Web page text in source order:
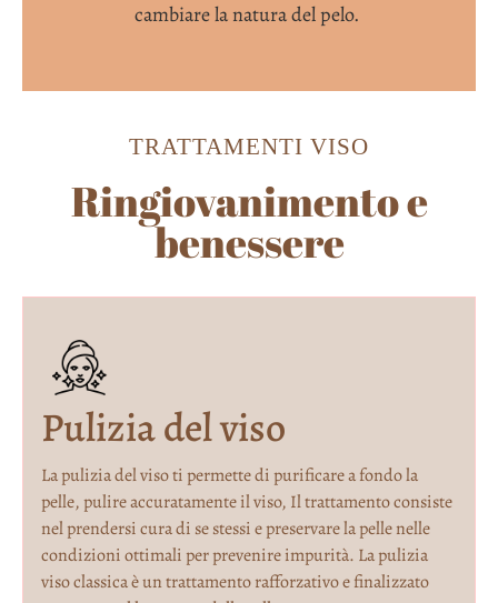
cambiare la natura del pelo.
TRATTAMENTI VISO
Ringiovanimento e
benessere
Pulizia del viso
La pulizia del viso ti permette di purificare a fondo la
pelle, pulire accuratamente il viso, Il trattamento consiste
nel prendersi cura di se stessi e preservare la pelle nelle
condizioni ottimali per prevenire impurità. La pulizia
viso classica è un trattamento rafforzativo e finalizzato